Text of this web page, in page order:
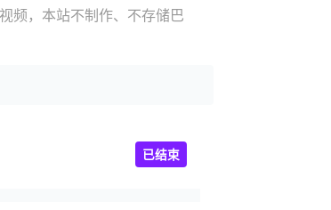
频，本站不制作、不存储巴
已结束